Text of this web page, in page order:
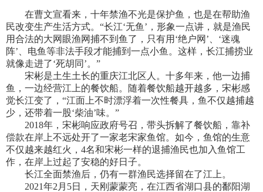
在曹文宣看来，十年禁渔不光是保护鱼，也是在帮助渔
民改变生产生活方式。“长江‘无鱼’，形象一点讲，就是渔民
用合法的大网眼渔网捕不到鱼了，只有用‘绝户网’、‘迷魂
阵’、电鱼等非法手段才能捕到一点小鱼。这样，长江捕捞业
就像走进了‘死胡同’。”
宋彬是土生土长的重庆江北区人。十多年来，他一边捕
鱼，一边经营江上的餐饮船。随着餐饮船越开越多，宋彬感
觉长江变了，“江面上不时漂浮着一次性餐具，鱼不仅越捕越
少，还带着一股‘柴油’味。”
2018年，宋彬响应政府号召，带头拆解了餐饮船，靠补
偿款在岸上不远处开了一家老宋家鱼馆。如今，鱼馆的生意
不仅越来越红火，4名和宋彬一样的退捕渔民也加入鱼馆工
作，在岸上过起了安稳的好日子。
长江全面禁渔后，仍有一群渔民选择留在了江上。
2021年2月5日，天刚蒙蒙亮，在江西省湖口县的鄱阳湖